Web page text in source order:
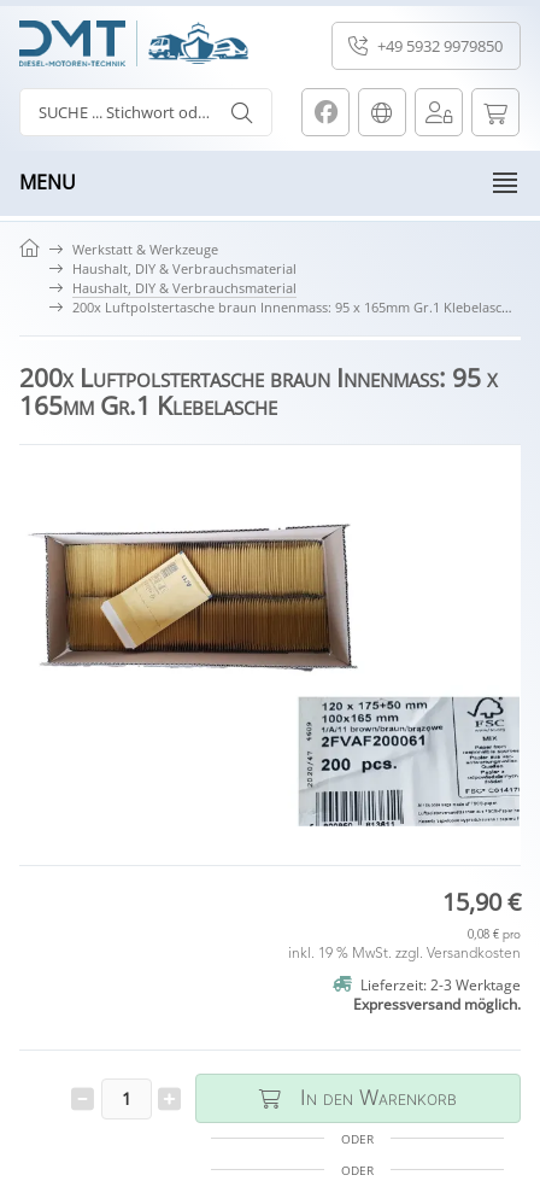
+49 5932 9979850
MENU
Werkstatt & Werkzeuge
Haushalt, DIY & Verbrauchsmaterial
Haushalt, DIY & Verbrauchsmaterial
200x Luftpolstertasche braun Innenmass: 95 x 165mm Gr.1 Klebelasche
200x Luftpolstertasche braun Innenmass: 95 x
165mm Gr.1 Klebelasche
15,90 €
0,08 € pro
inkl. 19 % MwSt. zzgl. Versandkosten
Lieferzeit: 2-3 Werktage
Expressversand möglich.
In den Warenkorb
ODER
ODER